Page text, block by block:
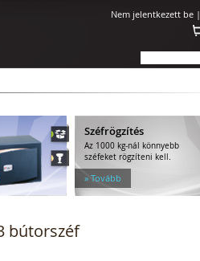
Nem jelentkezett be |
Széfrögzítés
Az 1000 kg-nál könnyebb
széfeket rögzíteni kell.
» Tovább
bútorszéf